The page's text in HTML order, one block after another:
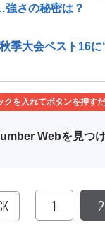
強さの秘密は？
季大会ベスト16
クを入れてボタンを押す
Webを見つ
1 2